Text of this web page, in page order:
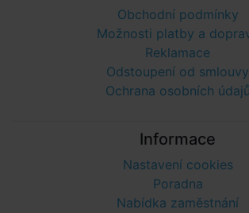
Obchodní podmínky
Možnosti platby a
Reklamace
Odstoupení od smlouvy
Ochrana osobních údajů
Informace
Nastavení cookies
Poradna
Nabídka zaměstnání